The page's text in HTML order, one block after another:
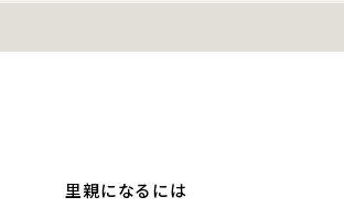
里親になるには